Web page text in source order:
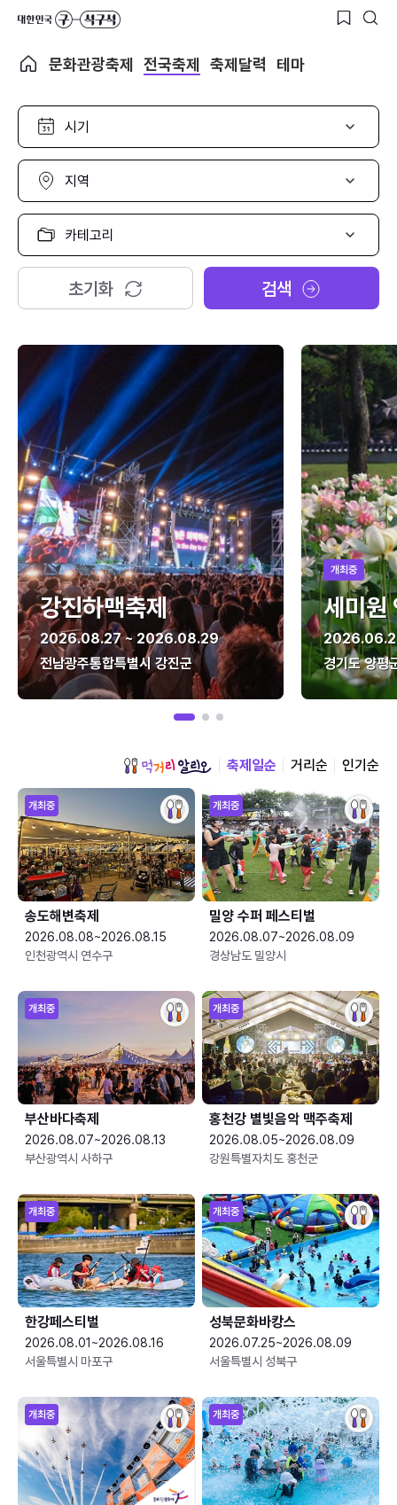
문화관광축제 전국축제 축제달력 테마
시
선
택
지
선
택
카
고
리
택
초기화 검색
강진하맥축제
2026.08.27 ~ 2026.08.29
전남광주통합특별시 강진군
개최중
세미원
경기도 양평
축제일순 거리순 인기순
개최중
송도해변축제
2026.08.08~2026.08.15
인천광역시 연수구
개최중
밀양 수퍼 페스티벌
2026.08.07~2026.08.09
경상남도 밀양시
개최중
부산바다축제
2026.08.07~2026.08.13
부산광역시 사하구
개최중
홍천강 별빛음악 맥주축제
2026.08.05~2026.08.09
강원특별자치도 홍천군
개최중
한강페스티벌
2026.08.01~2026.08.16
서울특별시 마포구
개최중
성북문화바캉스
2026.07.25~2026.08.09
서울특별시 성북구
개최중 개최중